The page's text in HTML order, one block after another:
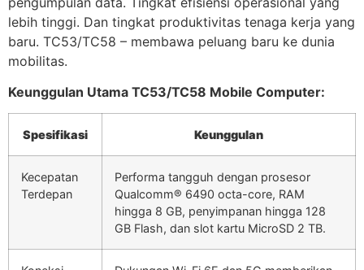
lebih tinggi. Dan tingkat produktivitas tenaga kerja yang
baru. TC53/TC58 – membawa peluang baru ke dunia
mobilitas.
Keunggulan Utama TC53/TC58 Mobile Computer:
Spesifikasi Keunggulan
Kecepatan
Terdepan
Performa tangguh dengan prosesor
Qualcomm® 6490 octa-core, RAM
hingga 8 GB, penyimpanan hingga 128
GB Flash, dan slot kartu MicroSD 2 TB.